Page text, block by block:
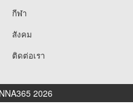
กีฬา
สังคม
ติดต่อเรา
2026